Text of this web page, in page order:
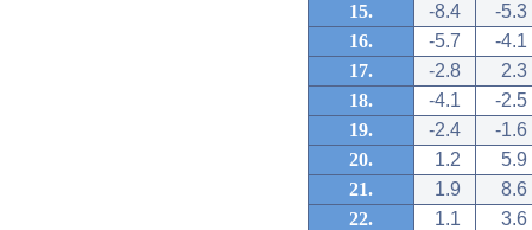
15.
-8.4
-5.3
16.
-5.7
-4.1
17.
-2.8
2.3
18.
-4.1
-2.5
19.
-2.4
-1.6
20.
1.2
5.9
21.
1.9
8.6
22.
1.1
3.6